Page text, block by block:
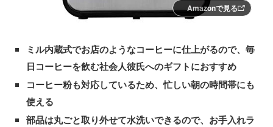
Amazonで見る
ミル内蔵式でお店のようなコーヒーに仕上がるので、毎
日コーヒーを飲む社会人彼氏へのギフトにおすすめ
コーヒー粉も対応しているため、忙しい朝の時間帯にも
使える
部品は丸ごと取り外せて水洗いできるので、お手入れラ